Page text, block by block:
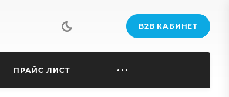
B2B КАБИНЕТ
ПРАЙС ЛИСТ